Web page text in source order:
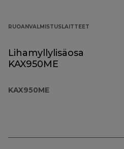
RUOANVALMISTUSLAITTEET
Lihamyllylisäosa
KAX950ME
KAX950ME